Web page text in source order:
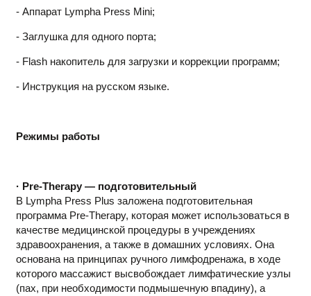
- Аппарат Lympha Press Mini;
- Заглушка для одного порта;
- Flash накопитель для загрузки и коррекции программ;
- Инструкция на русском языке.
Режимы работы
· Pre-Therapy — подготовительный
В Lympha Press Plus заложена подготовительная
программа Pre-Therapy, которая может использоваться в
качестве медицинской процедуры в учреждениях
здравоохранения, а также в домашних условиях. Она
основана на принципах ручного лимфодренажа, в ходе
которого массажист высвобождает лимфатические узлы
(пах, при необходимости подмышечную впадину), а